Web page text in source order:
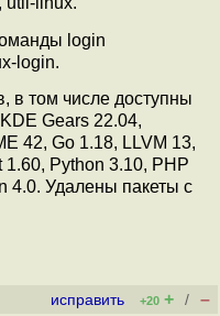
login
login.
в том числе доступны
Gears 22.04,
42, Go 1.18, LLVM 13,
1.60, Python 3.10, PHP
4.0. Удалены пакеты с
исправить +20 + / –